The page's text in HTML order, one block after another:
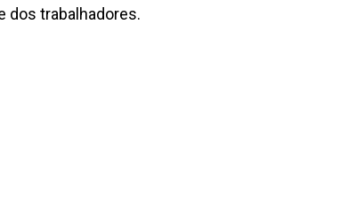
dos trabalhadores.